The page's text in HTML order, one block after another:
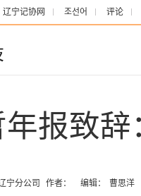
辽宁记协网 조선어 评论
报致
宁分公司 作者： 编辑： 曹思洋